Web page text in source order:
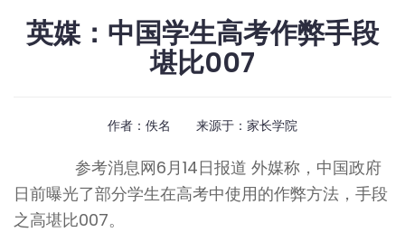
英媒：中国学生高考作弊手段
堪比007
作者：佚名 来源于： 家长学院
参考消息网6月14日报道 外媒称，中国政府
日前曝光了部分学生在高考中使用的作弊方法，手段
之高堪比007。